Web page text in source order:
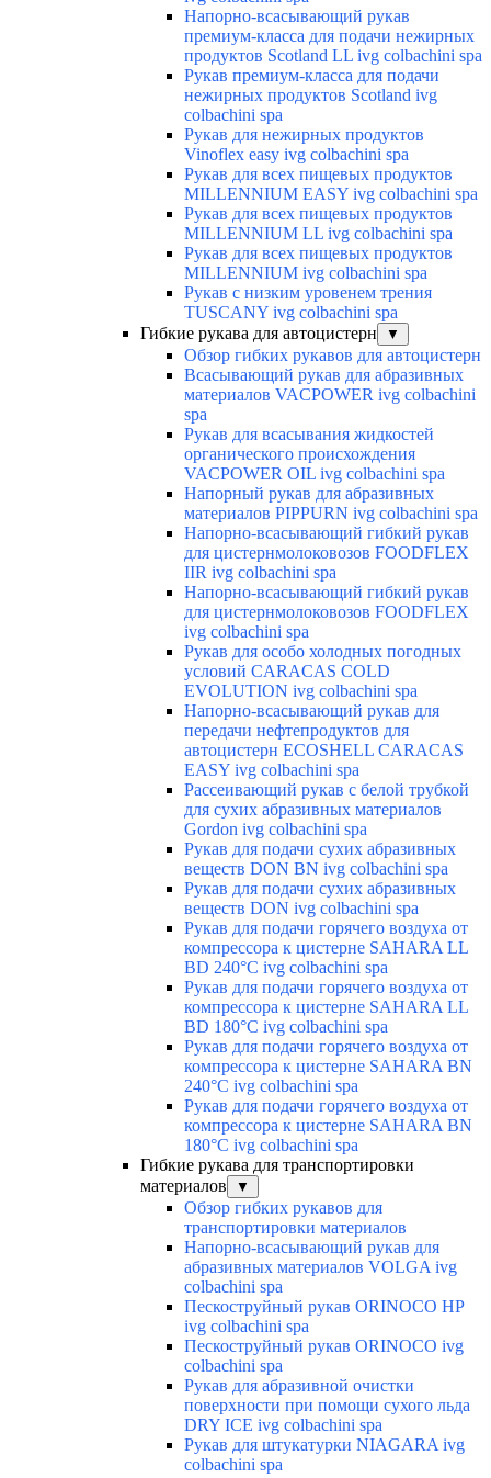
Напорно-всасывающий рукав
премиум-класса для подачи нежирных
продуктов Scotland LL ivg colbachini spa
Рукав премиум-класса для подачи
нежирных продуктов Scotland ivg
colbachini spa
Рукав для нежирных продуктов
Vinoflex easy ivg colbachini spa
Рукав для всех пищевых продуктов
MILLENNIUM EASY ivg colbachini spa
Рукав для всех пищевых продуктов
MILLENNIUM LL ivg colbachini spa
Рукав для всех пищевых продуктов
MILLENNIUM ivg colbachini spa
Рукав с низким уровенем трения
TUSCANY ivg colbachini spa
Гибкие рукава для автоцистерн
▼
Обзор гибких рукавов для автоцистерн
Всасывающий рукав для абразивных
материалов VACPOWER ivg colbachini
spa
Рукав для всасывания жидкостей
органического происхождения
VACPOWER OIL ivg colbachini spa
Напорный рукав для абразивных
материалов PIPPURN ivg colbachini spa
Напорно-всасывающий гибкий рукав
для цистернмолоковозов FOODFLEX
IIR ivg colbachini spa
Напорно-всасывающий гибкий рукав
для цистернмолоковозов FOODFLEX
ivg colbachini spa
Рукав для особо холодных погодных
условий CARACAS COLD
EVOLUTION ivg colbachini spa
Напорно-всасывающий рукав для
передачи нефтепродуктов для
автоцистерн ECOSHELL CARACAS
EASY ivg colbachini spa
Рассеивающий рукав с белой трубкой
для сухих абразивных материалов
Gordon ivg colbachini spa
Рукав для подачи сухих абразивных
веществ DON BN ivg colbachini spa
Рукав для подачи сухих абразивных
веществ DON ivg colbachini spa
Рукав для подачи горячего воздуха от
компрессора к цистерне SAHARA LL
BD 240°C ivg colbachini spa
Рукав для подачи горячего воздуха от
компрессора к цистерне SAHARA LL
BD 180°C ivg colbachini spa
Рукав для подачи горячего воздуха от
компрессора к цистерне SAHARA BN
240°C ivg colbachini spa
Рукав для подачи горячего воздуха от
компрессора к цистерне SAHARA BN
180°C ivg colbachini spa
Гибкие рукава для транспортировки
материалов
▼
Обзор гибких рукавов для
транспортировки материалов
Напорно-всасывающий рукав для
абразивных материалов VOLGA ivg
colbachini spa
Пескоструйный рукав ORINOCO HP
ivg colbachini spa
Пескоструйный рукав ORINOCO ivg
colbachini spa
Рукав для абразивной очистки
поверхности при помощи сухого льда
DRY ICE ivg colbachini spa
Рукав для штукатурки NIAGARA ivg
colbachini spa